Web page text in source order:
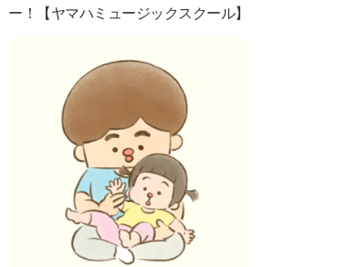
ー！【ヤマハミュージックスクール】